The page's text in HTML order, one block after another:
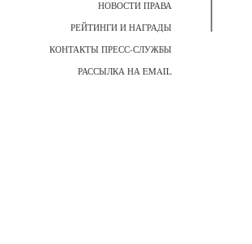
НОВОСТИ ПРАВА
РЕЙТИНГИ И НАГРАДЫ
КОНТАКТЫ ПРЕСС-СЛУЖБЫ
РАССЫЛКА НА EMAIL